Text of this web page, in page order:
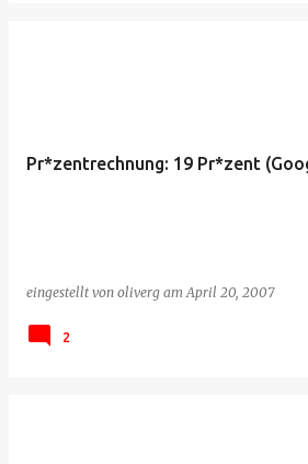
Pr*zentrechnung: 19 Pr*zent
eingestellt von oliverg amApril 20, 2007
2